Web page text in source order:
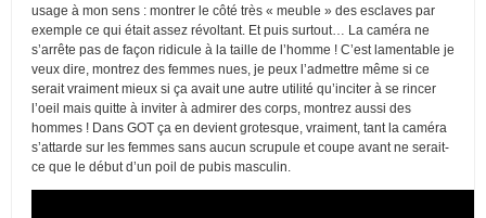
usage à mon sens : montrer le côté très « meuble » des esclaves par
exemple ce qui était assez révoltant. Et puis surtout… La caméra ne
s’arrête pas de façon ridicule à la taille de l’homme ! C’est lamentable je
veux dire, montrez des femmes nues, je peux l’admettre même si ce
serait vraiment mieux si ça avait une autre utilité qu’inciter à se rincer
l’oeil mais quitte à inviter à admirer des corps, montrez aussi des
hommes ! Dans GOT ça en devient grotesque, vraiment, tant la caméra
s’attarde sur les femmes sans aucun scrupule et coupe avant ne serait-
ce que le début d’un poil de pubis masculin.